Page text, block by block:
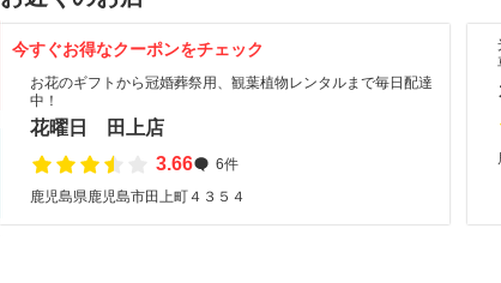
今すぐお得なクーポンをチェック
お花のギフトから冠婚葬祭用、観葉植物レンタルまで毎日配達
中！
花曜日 田上店
3.66
6件
鹿児島県鹿児島市田上町４３５４